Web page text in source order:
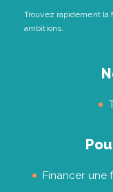
Trouvez rapidement la
ambitions.
Financer une